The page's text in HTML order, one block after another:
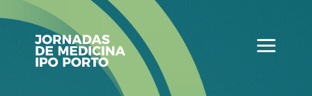
content